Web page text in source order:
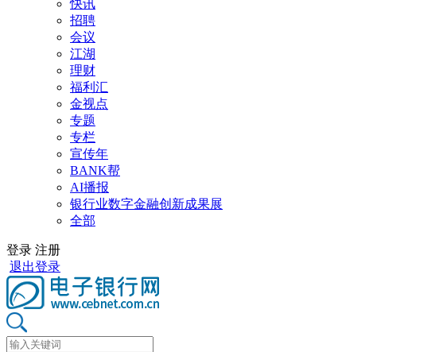
快讯
招聘
会议
江湖
理财
福利汇
金视点
专题
专栏
宣传年
BANK帮
AI播报
银行业数字金融创新成果展
全部
登录 注册
退出登录